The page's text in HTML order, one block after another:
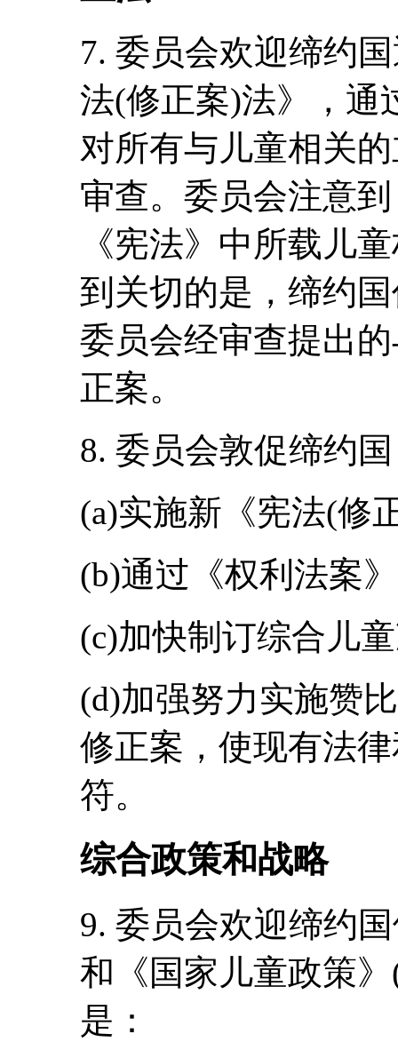
7. 委员会欢迎缔约
法(修正案)法》，通
对所有与儿童相关
审查。委员会注意
《宪法》中所载儿
到关切的是，缔约
委员会经审查提出
正案。
8. 委员会敦促缔约
(a)实施新《宪法(修
(b)通过《权利法案
(c)加快制订综合儿
(d)加强努力实施赞
修正案，使现有法
符。
综合政策和战略
9. 委员会欢迎缔约
和《国家儿童政策
是：